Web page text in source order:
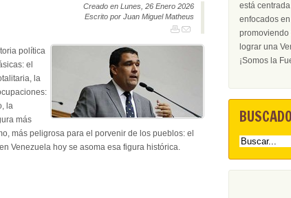
Creado en Lunes, 26 Enero 2026
Escrito por Juan Miguel Matheus
política
el
la
la
más
más peligrosa para el porvenir de los pueblos: el
Venezuela hoy se asoma esa figura histórica.
está
enfocados
promoviendo
lograr una
¡Somos